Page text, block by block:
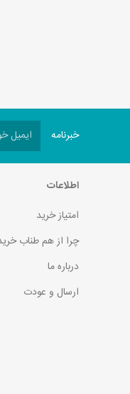
خبرنامه
اطلاعات
امتیاز خرید
چرا از هم طناب
درباره ما
ارسال و عودت